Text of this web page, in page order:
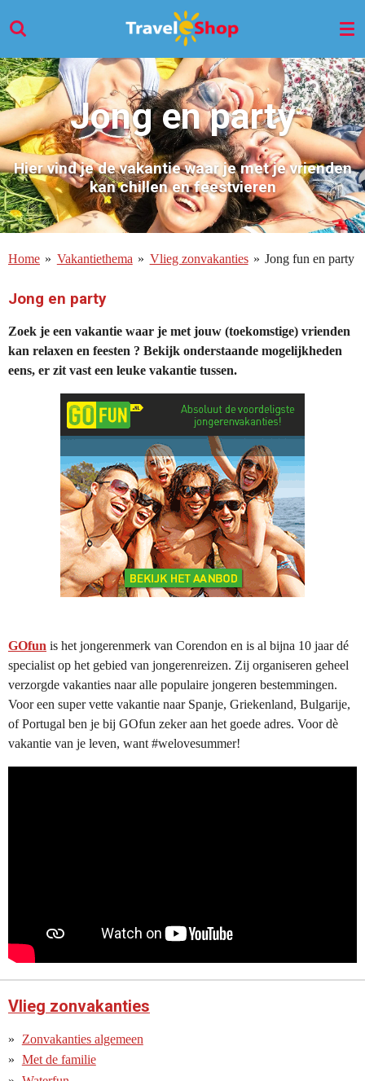
direct
naar
de
hoofdinhoudJong en party
Hier vind je de vakantie waar je met je vrienden
kan chillen en feestvieren
Home » Vakantiethema » Vlieg zonvakanties » Jong fun en party
Jong en party
Zoek je een vakantie waar je met jouw (toekomstige) vrienden
kan relaxen en feesten ? Bekijk onderstaande mogelijkheden
eens, er zit vast een leuke vakantie tussen.
GOfun is het jongerenmerk van Corendon en is al bijna 10 jaar dé
specialist op het gebied van jongerenreizen. Zij organiseren geheel
verzorgde vakanties naar alle populaire jongeren bestemmingen.
Voor een super vette vakantie naar Spanje, Griekenland, Bulgarije,
of Portugal ben je bij GOfun zeker aan het goede adres. Voor dè
vakantie van je leven, want #welovesummer!
Vlieg zonvakanties
Zonvakanties algemeen
Met de familie